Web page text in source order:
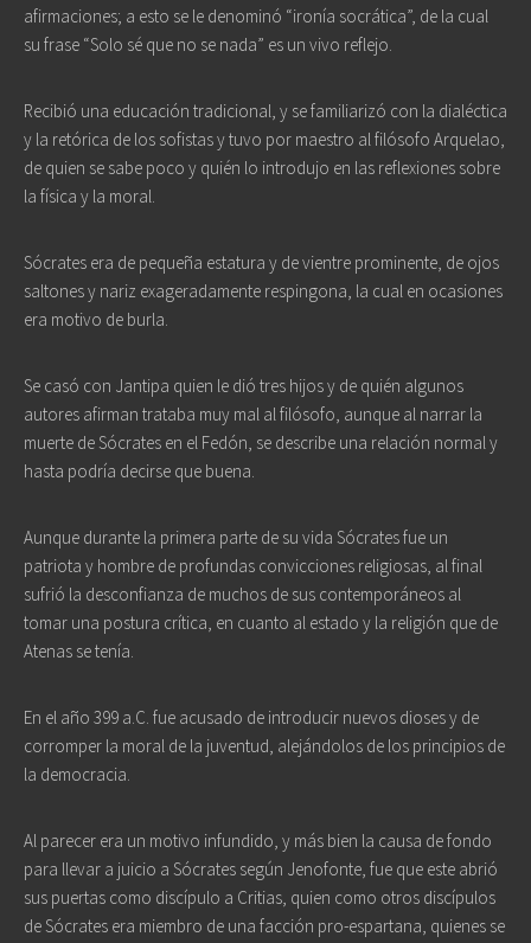
afirmaciones; a esto se le denominó “ironía socrática”, de la cual
su frase “Solo sé que no se nada” es un vivo reflejo.
Recibió una educación tradicional, y se familiarizó con la dialéctica
y la retórica de los sofistas y tuvo por maestro al filósofo Arquelao,
de quien se sabe poco y quién lo introdujo en las reflexiones sobre
la física y la moral.
Sócrates era de pequeña estatura y de vientre prominente, de ojos
saltones y nariz exageradamente respingona, la cual en ocasiones
era motivo de burla.
Se casó con Jantipa quien le dió tres hijos y de quién algunos
autores afirman trataba muy mal al filósofo, aunque al narrar la
muerte de Sócrates en el Fedón, se describe una relación normal y
hasta podría decirse que buena.
Aunque durante la primera parte de su vida Sócrates fue un
patriota y hombre de profundas convicciones religiosas, al final
sufrió la desconfianza de muchos de sus contemporáneos al
tomar una postura crítica, en cuanto al estado y la religión que de
Atenas se tenía.
En el año 399 a.C. fue acusado de introducir nuevos dioses y de
corromper la moral de la juventud, alejándolos de los principios de
la democracia.
Al parecer era un motivo infundido, y más bien la causa de fondo
para llevar a juicio a Sócrates según Jenofonte, fue que este abrió
sus puertas como discípulo a Critias, quien como otros discípulos
de Sócrates era miembro de una facción pro-espartana, quienes se